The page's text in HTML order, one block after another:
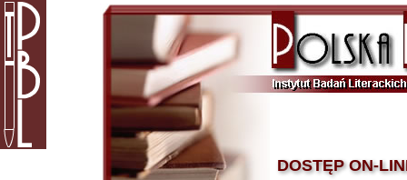
DOSTĘP ON-